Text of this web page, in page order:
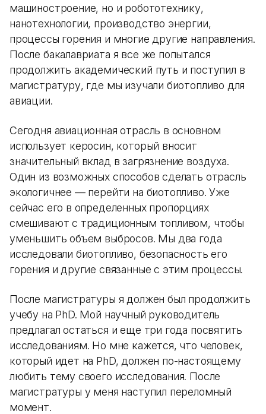
машиностроение, но и робототехнику,
нанотехнологии, производство энергии,
процессы горения и многие другие направления.
После бакалавриата я все же попытался
продолжить академический путь и поступил в
магистратуру, где мы изучали биотопливо для
авиации.
Сегодня авиационная отрасль в основном
использует керосин, который вносит
значительный вклад в загрязнение воздуха.
Один из возможных способов сделать отрасль
экологичнее — перейти на биотопливо. Уже
сейчас его в определенных пропорциях
смешивают с традиционным топливом, чтобы
уменьшить объем выбросов. Мы два года
исследовали биотопливо, безопасность его
горения и другие связанные с этим процессы.
После магистратуры я должен был продолжить
учебу на PhD. Мой научный руководитель
предлагал остаться и еще три года посвятить
исследованиям. Но мне кажется, что человек,
который идет на PhD, должен по-настоящему
любить тему своего исследования. После
магистратуры у меня наступил переломный
момент.